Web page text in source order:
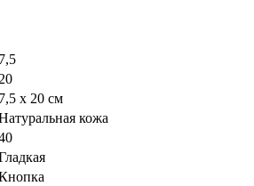
7,5
7,5 х 20 см
кожа